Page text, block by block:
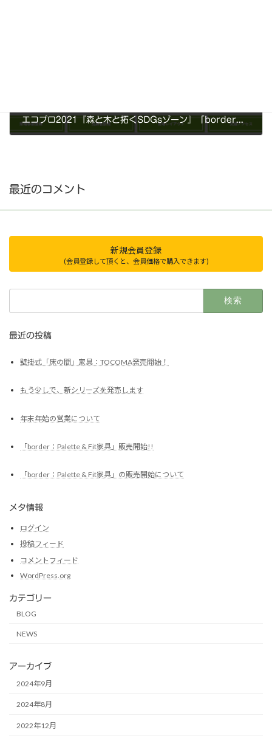
エコプロ2021『森と木と拓くSDGsゾーン』「border：」展示【12月8日～10日】
最近のコメント
新規会員登録
(会員登録して頂くと、会員価格で購入できます)
最近の投稿
壁掛式「床の間」家具：TOCOMA発売開始！
もう少しで、新シリーズを発売します
年末年始の営業について
「border：Palette & Fit家具」販売開始!!
「border：Palette & Fit家具」の販売開始について
メタ情報
ログイン
投稿フィード
コメントフィード
WordPress.org
カテゴリー
BLOG
NEWS
アーカイブ
2024年9月
2024年8月
2022年12月